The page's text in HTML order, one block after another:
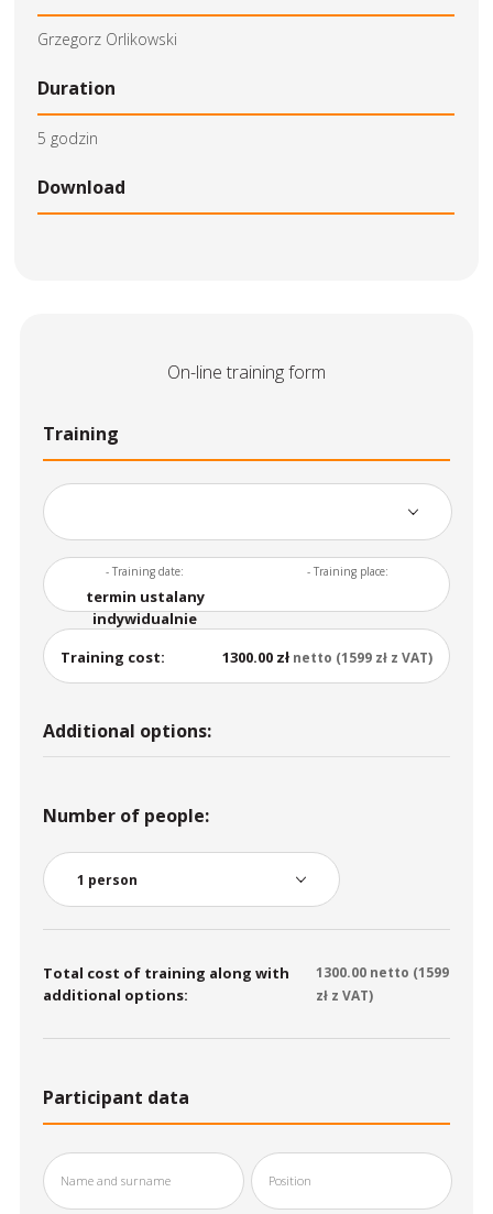
Grzegorz Orlikowski
Duration
5 godzin
Download
On-line training form
Training
- Training date:
termin ustalany
indywidualnie
- Training place:
Training cost: 1300.00 zł netto (1599 zł z VAT)
Additional options:
Number of people:
Total cost of training along with
additional options:
1300.00 netto (1599
zł z VAT)
Participant data